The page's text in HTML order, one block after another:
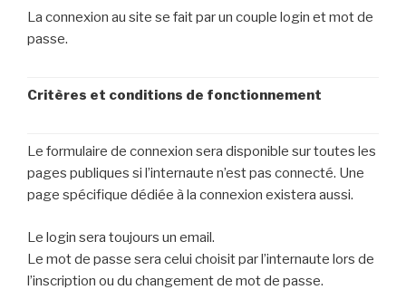
La connexion au site se fait par un couple login et mot de
passe.
Critères et conditions de fonctionnement
Le formulaire de connexion sera disponible sur toutes les
pages publiques si l’internaute n’est pas connecté. Une
page spécifique dédiée à la connexion existera aussi.
Le login sera toujours un email.
Le mot de passe sera celui choisit par l’internaute lors de
l’inscription ou du changement de mot de passe.